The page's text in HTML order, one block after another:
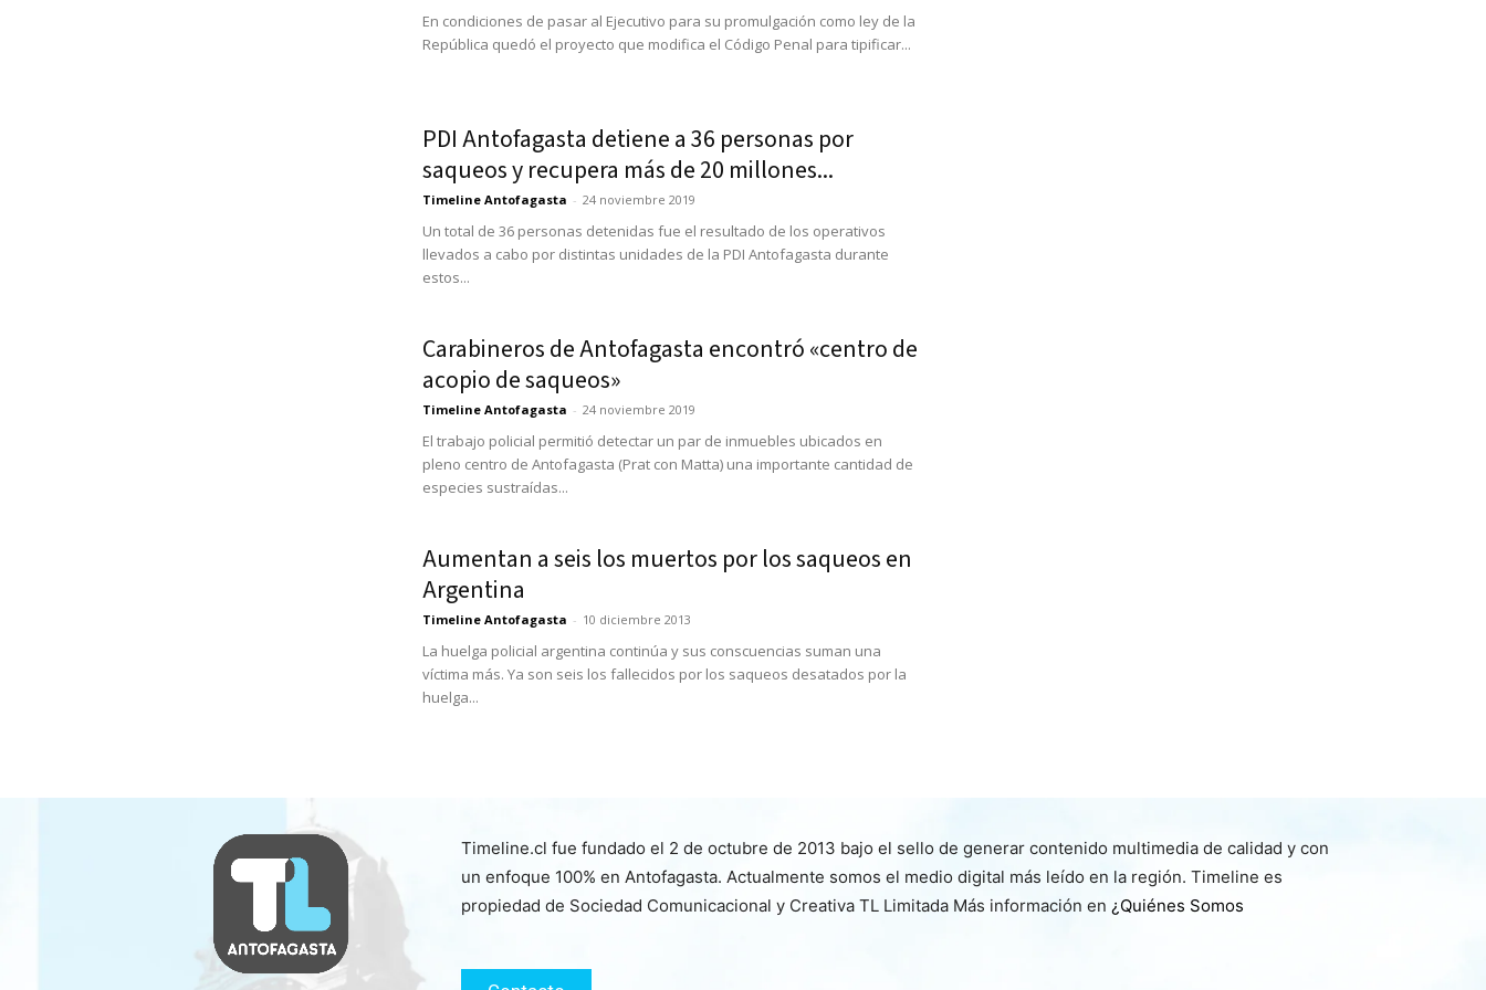
En condiciones de pasar al Ejecutivo para su promulgación como ley de la
República quedó el proyecto que modifica el Código Penal para tipificar...
PDI Antofagasta detiene a 36 personas por
saqueos y recupera más de 20 millones...
Timeline Antofagasta - 24 noviembre 2019
Un total de 36 personas detenidas fue el resultado de los operativos
llevados a cabo por distintas unidades de la PDI Antofagasta durante
estos...
Carabineros de Antofagasta encontró «centro de
acopio de saqueos»
Timeline Antofagasta - 24 noviembre 2019
El trabajo policial permitió detectar un par de inmuebles ubicados en
pleno centro de Antofagasta (Prat con Matta) una importante cantidad de
especies sustraídas...
Aumentan a seis los muertos por los saqueos en
Argentina
Timeline Antofagasta - 10 diciembre 2013
La huelga policial argentina continúa y sus conscuencias suman una
víctima más. Ya son seis los fallecidos por los saqueos desatados por la
huelga...
Timeline.cl fue fundado el 2 de octubre de 2013 bajo el sello de generar contenido multimedia de calidad y con
un enfoque 100% en Antofagasta. Actualmente somos el medio digital más leído en la región. Timeline es
propiedad de Sociedad Comunicacional y Creativa TL Limitada Más información en ¿Quiénes Somos